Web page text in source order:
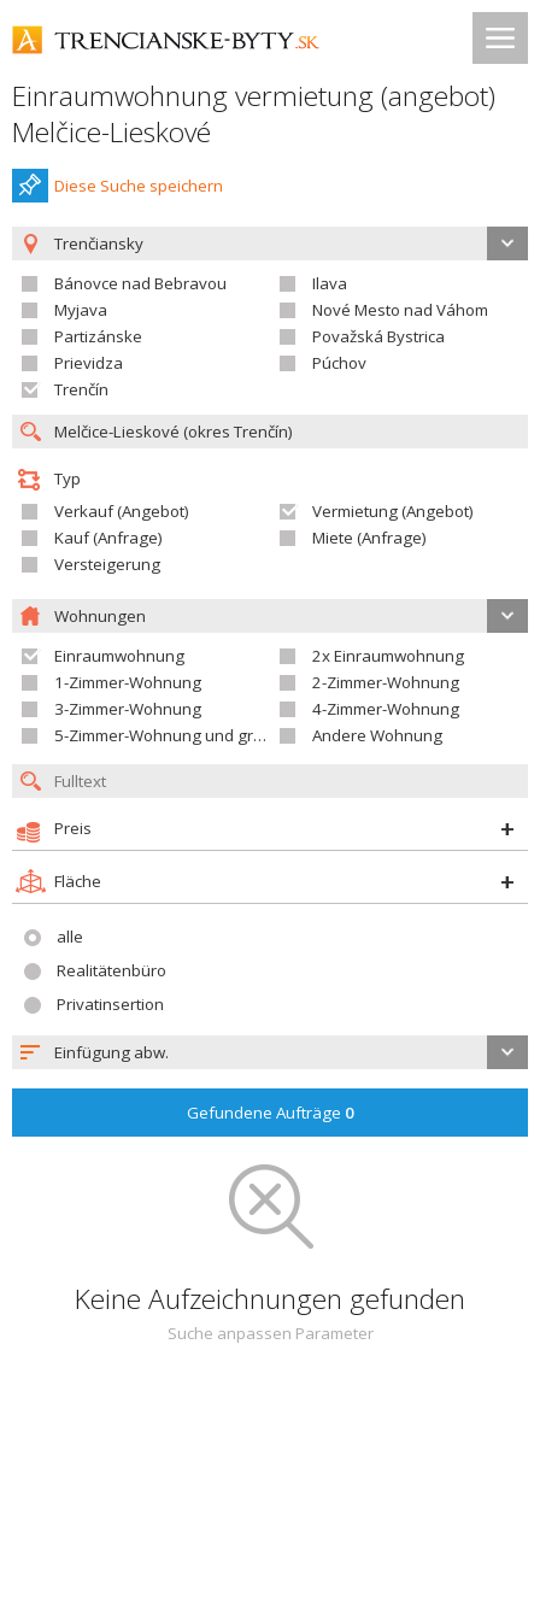
Einraumwohnung vermietung (angebot)
Melčice-Lieskové
Diese Suche speichern
Trenčiansky
Bánovce nad Bebravou
Ilava
Myjava
Nové Mesto nad Váhom
Partizánske
Považská Bystrica
Prievidza
Púchov
Trenčín
Typ
Verkauf (Angebot)
Vermietung (Angebot)
Kauf (Anfrage)
Miete (Anfrage)
Versteigerung
Wohnungen
Einraumwohnung
2x Einraumwohnung
1-Zimmer-Wohnung
2-Zimmer-Wohnung
3-Zimmer-Wohnung
4-Zimmer-Wohnung
5-Zimmer-Wohnung und größer
Andere Wohnung
Preis
Fläche
alle
Realitätenbüro
Privatinsertion
Einfügung abw.
Gefundene Aufträge 0
Keine Aufzeichnungen gefunden
Suche anpassen Parameter